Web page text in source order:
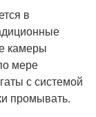
в
камеры
мере
с системой
промывать.